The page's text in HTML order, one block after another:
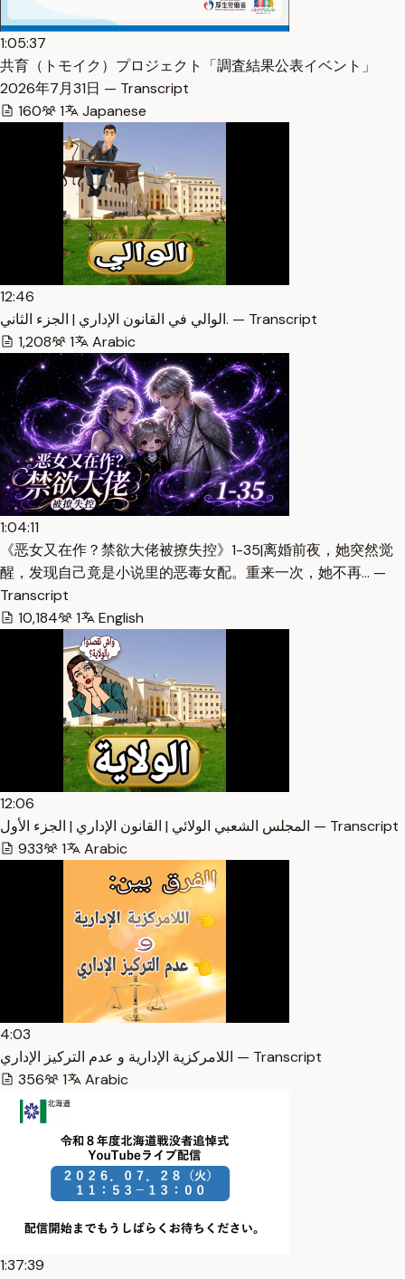
1:05:37
共育（トモイク）プロジェクト「調査結果公表イベント」
2026年7月31日 — Transcript
160
1 Japanese
12:46
الوالي في القانون الإداري | الجزء الثاني. — Transcript
1,208
1 Arabic
1:04:11
《恶女又在作？禁欲大佬被撩失控》1-35|离婚前夜，她突然觉
醒，发现自己竟是小说里的恶毒女配。重来一次，她不再… —
Transcript
10,184
1 English
12:06
المجلس الشعبي الولائي | القانون الإداري | الجزء الأول — Transcript
933
1 Arabic
4:03
اللامركزية الإدارية و عدم التركيز الإداري — Transcript
356
1 Arabic
1:37:39